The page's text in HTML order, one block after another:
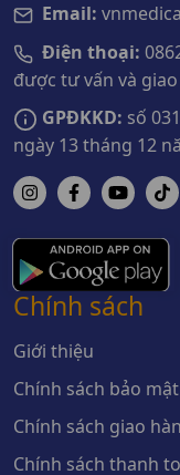
Email:
Điện thoại:
được tư vấn và
GPĐKKD: số
ngày 13 tháng 12
Chính sách
Giới thiệu
Chính sách bảo
Chính sách giao
Chính sách thanh